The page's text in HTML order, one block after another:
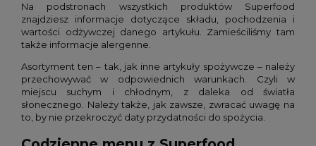
Na podstronach wszystkich produktów Superfood
znajdziesz informacje dotyczące składu, pochodzenia i
wartości odżywczej danego artykułu. Zamieściliśmy tam
także informacje alergenne.
Asortyment ten – tak, jak inne artykuły spożywcze – należy
przechowywać w odpowiednich warunkach. Czyli w
miejscu suchym i chłodnym, z daleka od światła
słonecznego. Należy także, jak zawsze, zwracać uwagę na
to, by nie przekroczyć daty przydatności do spożycia.